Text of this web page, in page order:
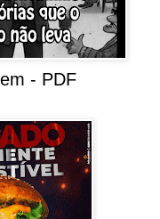
- PDF